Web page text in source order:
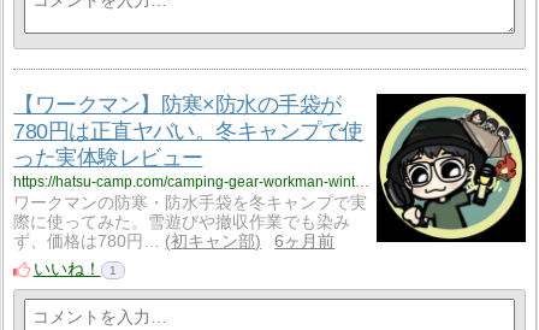
【ワークマン】防寒×防水の手袋が
780円は正直ヤバい。冬キャンプで使
った実体験レビュー
https://hatsu-camp.com/camping-gear-workman-winter-gloves-waterproof
ワークマンの防寒・防水手袋を冬キャンプで実
際に使ってみた。雪遊びや撤収作業でも染み
ず、価格は780円…
初キャン部
6ヶ月前
いいね！
1